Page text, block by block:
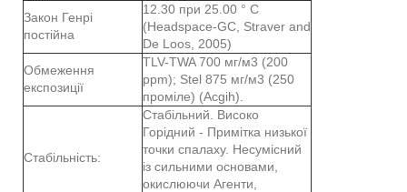
Закон Генрі
постійна
12.30 при 25.00 ° C
(Headspace-GC, Straver and
De Loos, 2005)
Обмеження
експозиції
TLV-TWA 700 мг/м3 (200
ppm); Stel 875 мг/м3 (250
проміле) (Acgih).
Стабільність:
Стабільний. Високо
Горідний - Примітка низької
точки спалаху. Несумісний
із сильними основами,
окислюючи Агенти,